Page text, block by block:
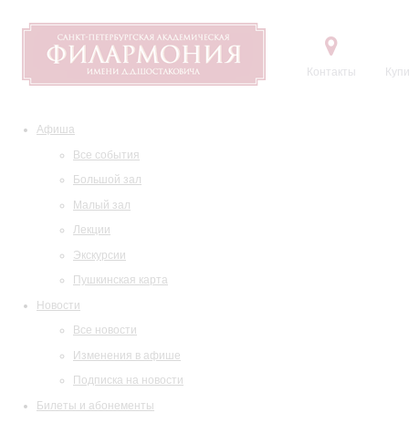
Контакты
Афиша
Все события
Большой зал
Малый зал
Лекции
Экскурсии
Пушкинская карта
Новости
Все новости
Изменения в афише
Подписка на новости
Билеты и абонементы